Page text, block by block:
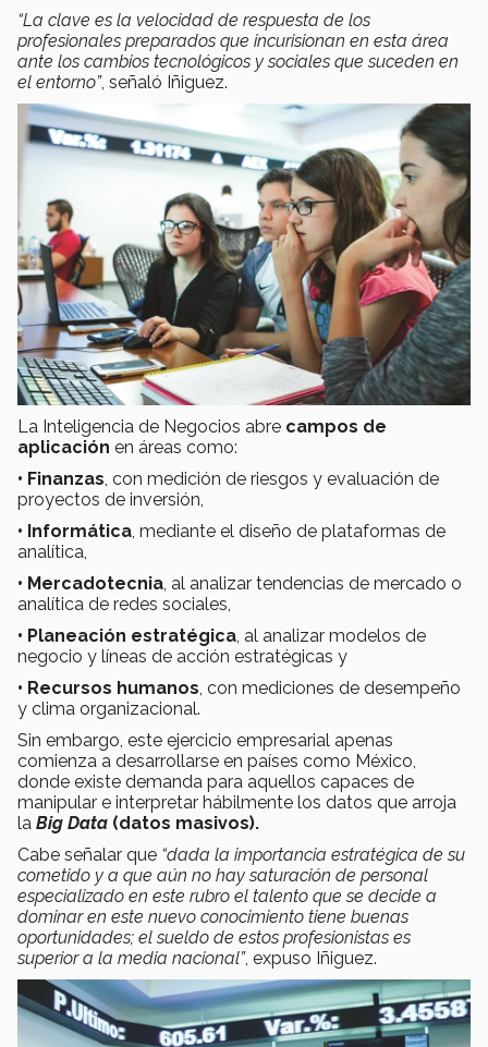
“La clave es la velocidad de respuesta de los
profesionales preparados que incurisionan en esta área
ante los cambios tecnológicos y sociales que suceden en
el entorno”, señaló Iñiguez.
La Inteligencia de Negocios abre campos de
aplicación en áreas como:
• Finanzas , con medición de riesgos y evaluación de
proyectos de inversión,
• Informática , mediante el diseño de plataformas de
analítica,
• Mercadotecnia , al analizar tendencias de mercado o
analítica de redes sociales,
• Planeación estratégica , al analizar modelos de
negocio y líneas de acción estratégicas y
• Recursos humanos , con mediciones de desempeño
y clima organizacional.
Sin embargo, este ejercicio empresarial apenas
comienza a desarrollarse en países como México,
donde existe demanda para aquellos capaces de
manipular e interpretar hábilmente los datos que arroja
la Big Data (datos masivos).
Cabe señalar que “dada la importancia estratégica de su
cometido y a que aún no hay saturación de personal
especializado en este rubro el talento que se decide a
dominar en este nuevo conocimiento tiene buenas
oportunidades; el sueldo de estos profesionistas es
superior a la media nacional”, expuso Iñiguez.